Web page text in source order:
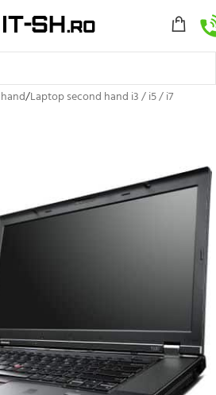
/Laptop second hand i3 / i5 / i7